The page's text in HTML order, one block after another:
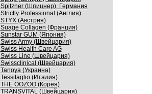
Spitzner (Шпицнер), Германия
Strictly Professional (Англия)
STYX (Австрия)
Suage Collagen (Франция)
Sunstar GUM (Япония)
Swiss Army (Швейцария)
Swiss Health Care AG
Swiss Line (Швейцария)
Swissсlinical (Швейцария)
Tanoya (Украина)
Tessitaglio (Италия)
THE OOZOO (Корея)
TRANSVITAL (Швейцария)